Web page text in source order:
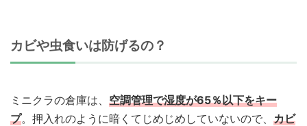
カビや虫食いは防げるの？
ミニクラの倉庫は、 空調管理で湿度が65％以下をキー
プ。押入れのように暗くてじめじめしていないので、 カビ